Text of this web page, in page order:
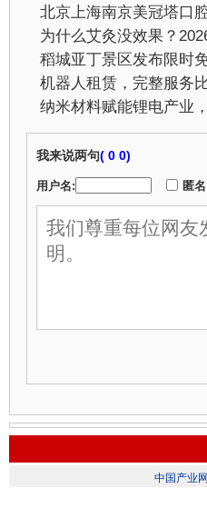
北京上海南京美冠塔口
为什么艾灸没效果？
机器人租赁，完整服务
我来说两句( 0 0)
用户名: 匿
中国产业